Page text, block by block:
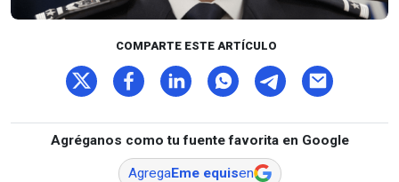
COMPARTE ESTE ARTÍCULO
Agréganos como tu fuente favorita en Google
AgregaEme equisen